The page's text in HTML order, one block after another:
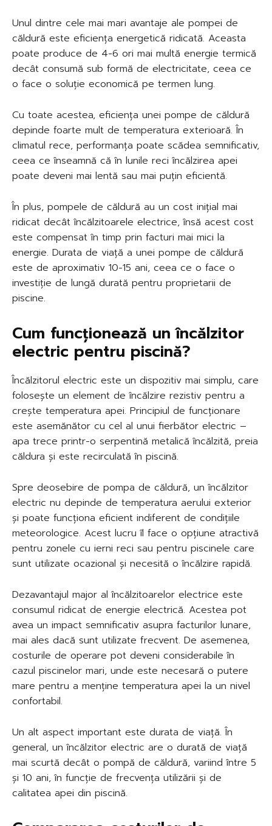
Unul dintre cele mai mari avantaje ale pompei de
căldură este eficiența energetică ridicată. Aceasta
poate produce de 4-6 ori mai multă energie termică
decât consumă sub formă de electricitate, ceea ce
o face o soluție economică pe termen lung.
Cu toate acestea, eficiența unei pompe de căldură
depinde foarte mult de temperatura exterioară. În
climatul rece, performanța poate scădea semnificativ,
ceea ce înseamnă că în lunile reci încălzirea apei
poate deveni mai lentă sau mai puțin eficientă.
În plus, pompele de căldură au un cost inițial mai
ridicat decât încălzitoarele electrice, însă acest cost
este compensat în timp prin facturi mai mici la
energie. Durata de viață a unei pompe de căldură
este de aproximativ 10-15 ani, ceea ce o face o
investiție de lungă durată pentru proprietarii de
piscine.
Cum funcționează un încălzitor
electric pentru piscină?
Încălzitorul electric este un dispozitiv mai simplu, care
folosește un element de încălzire rezistiv pentru a
crește temperatura apei. Principiul de funcționare
este asemănător cu cel al unui fierbător electric –
apa trece printr-o serpentină metalică încălzită, preia
căldura și este recirculată în piscină.
Spre deosebire de pompa de căldură, un încălzitor
electric nu depinde de temperatura aerului exterior
și poate funcționa eficient indiferent de condițiile
meteorologice. Acest lucru îl face o opțiune atractivă
pentru zonele cu ierni reci sau pentru piscinele care
sunt utilizate ocazional și necesită o încălzire rapidă.
Dezavantajul major al încălzitoarelor electrice este
consumul ridicat de energie electrică. Acestea pot
avea un impact semnificativ asupra facturilor lunare,
mai ales dacă sunt utilizate frecvent. De asemenea,
costurile de operare pot deveni considerabile în
cazul piscinelor mari, unde este necesară o putere
mare pentru a menține temperatura apei la un nivel
confortabil.
Un alt aspect important este durata de viață. În
general, un încălzitor electric are o durată de viață
mai scurtă decât o pompă de căldură, variind între 5
și 10 ani, în funcție de frecvența utilizării și de
calitatea apei din piscină.